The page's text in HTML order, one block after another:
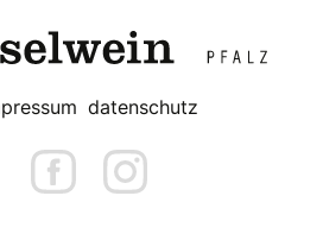
datenschutz